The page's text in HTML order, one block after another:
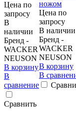
Цена по
запросу
В
наличии
Бренд -
WACKER
NEUSON
В корзину
В
сравнение
Сравнить
Цена по
запросу
В наличии
Бренд -
WACKER
NEUSON
В корзину
В